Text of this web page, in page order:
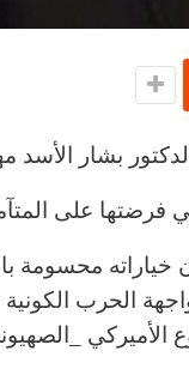
بشار الأسد
فرضتها على
خياراته محسومة
الحرب الكونية
الأميركي